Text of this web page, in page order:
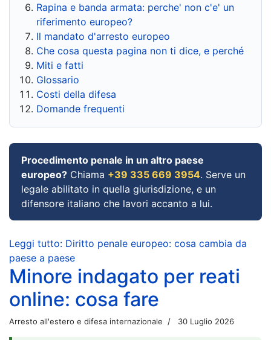
Rapina e banda armata: perche' non c'e' un
riferimento europeo?
Il mandato d'arresto europeo
Che cosa questa pagina non ti dice, e perché
Miti e fatti
Glossario
Costi della difesa
Domande frequenti
Procedimento penale in un altro paese
europeo? Chiama +39 335 669 3954. Serve un
legale abilitato in quella giurisdizione, e un
difensore italiano che lavori accanto a lui.
Leggi tutto: Diritto penale europeo: cosa cambia da
paese a paese
Minore indagato per reati
online: cosa fare
Arresto all'estero e difesa internazionale 30 Luglio 2026